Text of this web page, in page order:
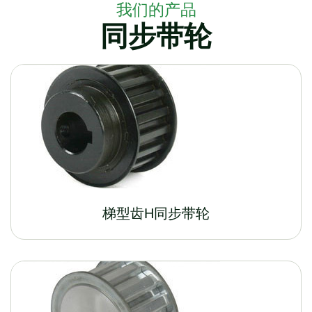
我们的产品
同步带轮
梯型齿H同步带轮